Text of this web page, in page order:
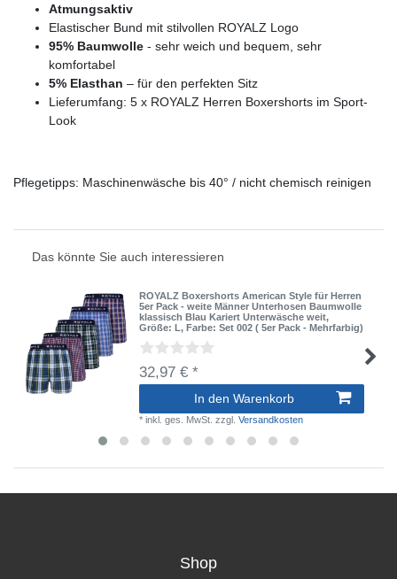
Atmungsaktiv
Elastischer Bund mit stilvollen ROYALZ Logo
95% Baumwolle - sehr weich und bequem, sehr
komfortabel
5% Elasthan – für den perfekten Sitz
Lieferumfang: 5 x ROYALZ Herren Boxershorts im Sport-
Look
Pflegetipps: Maschinenwäsche bis 40° / nicht chemisch reinigen
Das könnte Sie auch interessieren
ROYALZ Boxershorts American Style für Herren
5er Pack - weite Männer Unterhosen Baumwolle
klassisch Blau Kariert Unterwäsche weit,
Größe: L, Farbe: Set 002 ( 5er Pack - Mehrfarbig)
32,97 € *
In den Warenkorb
*inkl. ges. MwSt. zzgl.Versandkosten
Shop